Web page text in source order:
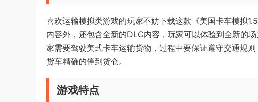
喜欢运输模拟类游戏的玩家不妨下载这款《美国卡车模拟
内容外，还包含全新的DLC内容，玩家可以体验到全新的
家需要驾驶美式卡车运输货物，过程中要保证遵守交通规
货车精确的停到货仓。
游戏特点